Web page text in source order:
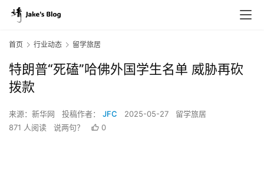
首页 行业动态 留学旅居
特朗普“死磕”哈佛外国学生名单 威胁再砍
拨款
来源：新华网 投稿作者： JFC 2025-05-27
留学旅居
871 人阅读
说两句？ 0